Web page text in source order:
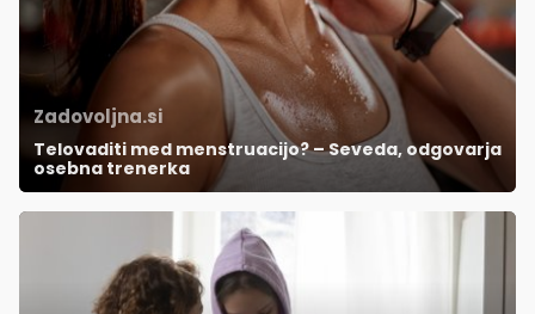
Zadovoljna.si
Telovaditi med menstruacijo? – Seveda, odgovarja
osebna trenerka